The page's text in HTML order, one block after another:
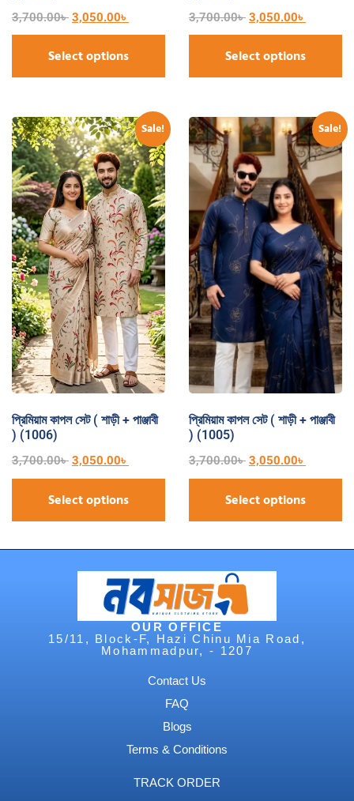
3,700.00৳ 3,050.00৳
Select options
3,700.00৳ 3,050.00৳
Select options
Sale!
প্রিমিয়াম কাপল সেট ( শাড়ী + পাঞ্জাবী
) (1006)
3,700.00৳ 3,050.00৳
Select options
Sale!
প্রিমিয়াম কাপল সেট ( শাড়ী + পাঞ্জাবী
) (1005)
3,700.00৳ 3,050.00৳
Select options
OUR OFFICE
15/11, Block-F, Hazi Chinu Mia Road,
Mohammadpur, - 1207
Contact Us
FAQ
Blogs
Terms & Conditions
TRACK ORDER